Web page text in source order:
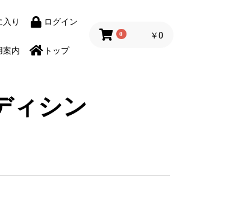
入り ログイン
案内 トップ
0 ￥0
ィシン